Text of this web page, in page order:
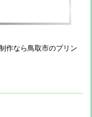
作なら鳥取市のプリン